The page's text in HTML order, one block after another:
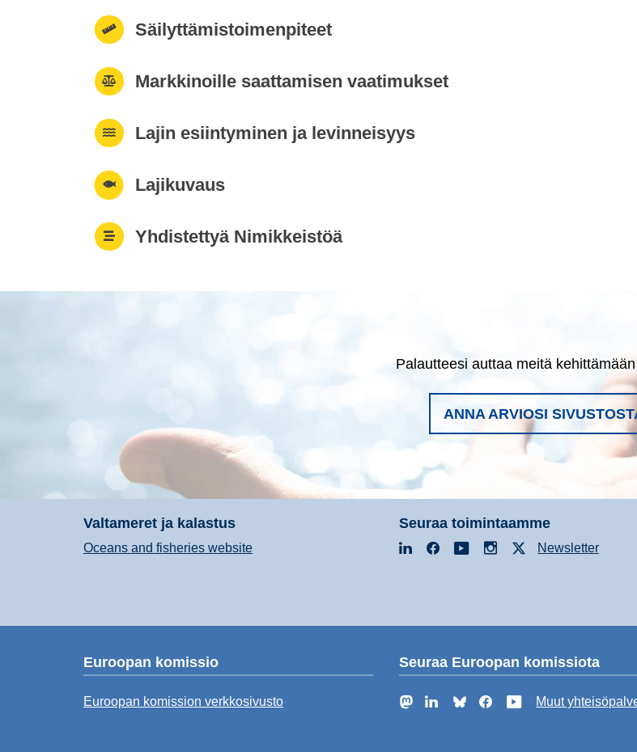
Säilyttämistoimenpiteet
Markkinoille saattamisen vaatimukset
Lajin esiintyminen ja levinneisyys
Lajikuvaus
Yhdistettyä Nimikkeistöä
Palautteesi auttaa meitä
ANNA ARVIOSI
Valtameret ja kalastus
Oceans and fisheries website
Seuraa toimintaamme
LinkedInFacebookYouTubeInstagramNewsletter
Euroopan komissio
Euroopan komission verkkosivusto
Seuraa Euroopan komissiota
MastodonLinkedInBlueskyFacebookYouTube
Muut